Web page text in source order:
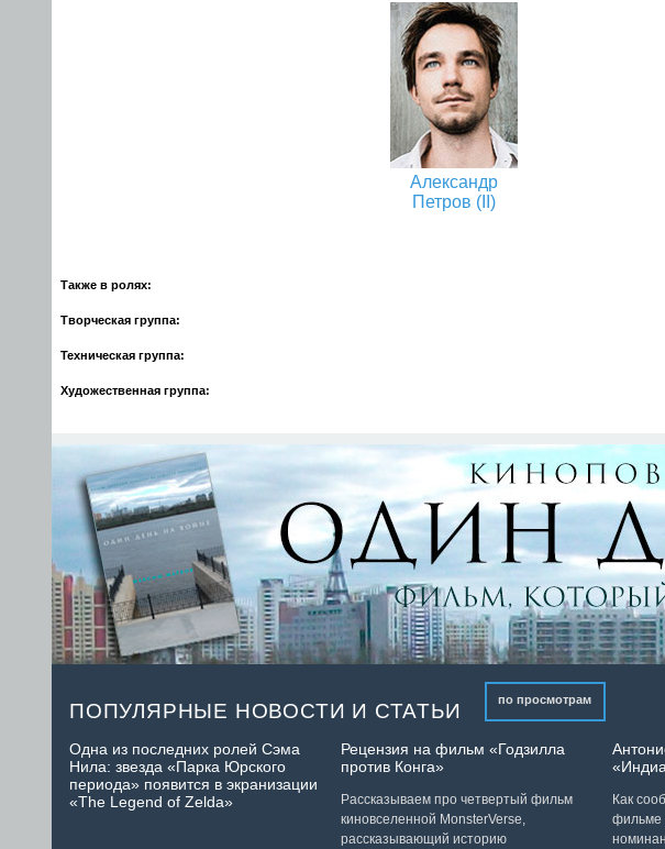
Александр
Петров (II)
Также в ролях:
Творческая группа:
Техническая группа:
Художественная группа:
ПОПУЛЯРНЫЕ НОВОСТИ И СТАТЬИ по просмотрам
Одна из последних ролей Сэма
Нила: звезда «Парка Юрского
периода» появится в экранизации
«The Legend of Zelda»
Рецензия на фильм «Годзилла
против Конга»
Рассказываем про четвертый фильм
киновселенной MonsterVerse,
рассказывающий историю
Как
фильме